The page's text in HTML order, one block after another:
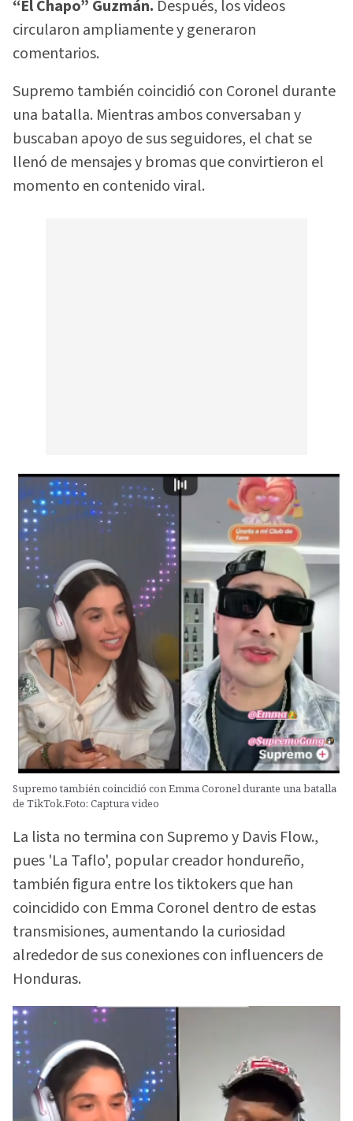
“El Chapo” Guzmán. Después, los videos
circularon ampliamente y generaron
comentarios.
Supremo también coincidió con Coronel durante
una batalla. Mientras ambos conversaban y
buscaban apoyo de sus seguidores, el chat se
llenó de mensajes y bromas que convirtieron el
momento en contenido viral.
Supremo también coincidió con Emma Coronel durante una batalla
de TikTok.Foto: Captura video
La lista no termina con Supremo y Davis Flow.,
pues 'La Taflo', popular creador hondureño,
también figura entre los tiktokers que han
coincidido con Emma Coronel dentro de estas
transmisiones, aumentando la curiosidad
alrededor de sus conexiones con influencers de
Honduras.